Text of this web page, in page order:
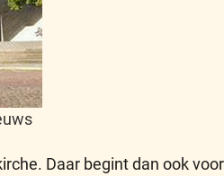
Daar begint dan ook